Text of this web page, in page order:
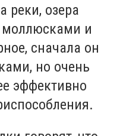
реки, озера
и
сначала он
но очень
эффективно